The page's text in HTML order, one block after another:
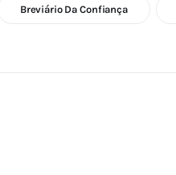
Breviário Da Confiança